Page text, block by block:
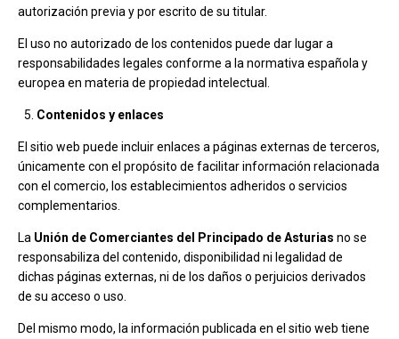
autorización previa y por escrito de su titular.
El uso no autorizado de los contenidos puede dar lugar a
responsabilidades legales conforme a la normativa española y
europea en materia de propiedad intelectual.
Contenidos y enlaces
El sitio web puede incluir enlaces a páginas externas de terceros,
únicamente con el propósito de facilitar información relacionada
con el comercio, los establecimientos adheridos o servicios
complementarios.
La Unión de Comerciantes del Principado de Asturias no se
responsabiliza del contenido, disponibilidad ni legalidad de
dichas páginas externas, ni de los daños o perjuicios derivados
de su acceso o uso.
Del mismo modo, la información publicada en el sitio web tiene